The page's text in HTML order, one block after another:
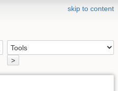
skip to content
>